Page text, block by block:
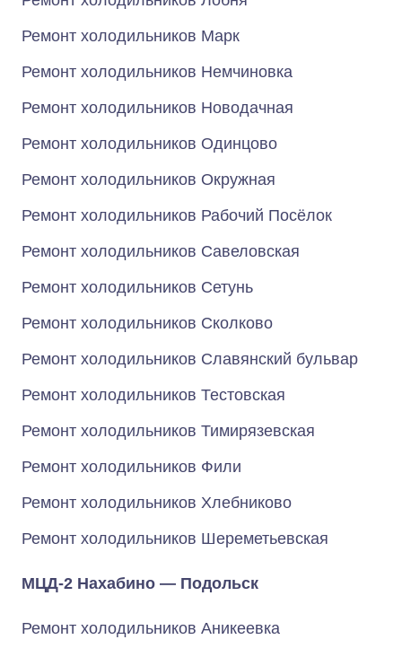
Ремонт холодильников Марк
Ремонт холодильников Немчиновка
Ремонт холодильников Новодачная
Ремонт холодильников Одинцово
Ремонт холодильников Окружная
Ремонт холодильников Рабочий Посёлок
Ремонт холодильников Савеловская
Ремонт холодильников Сетунь
Ремонт холодильников Сколково
Ремонт холодильников Славянский бульвар
Ремонт холодильников Тестовская
Ремонт холодильников Тимирязевская
Ремонт холодильников Фили
Ремонт холодильников Хлебниково
Ремонт холодильников Шереметьевская
МЦД-2 Нахабино — Подольск
Ремонт холодильников Аникеевка